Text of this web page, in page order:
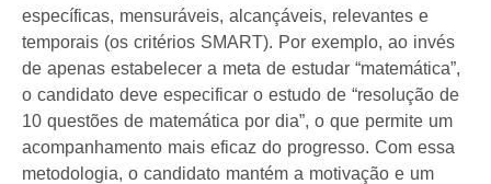
específicas, mensuráveis, alcançáveis, relevantes e
temporais (os critérios SMART). Por exemplo, ao invés
de apenas estabelecer a meta de estudar “matemática”,
o candidato deve especificar o estudo de “resolução de
10 questões de matemática por dia”, o que permite um
acompanhamento mais eficaz do progresso. Com essa
metodologia, o candidato mantém a motivação e um